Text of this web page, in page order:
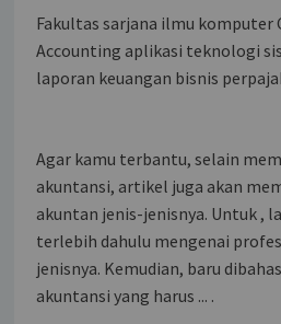
Fakultas sarjana ilmu komputer
Accounting aplikasi teknologi
laporan keuangan bisnis
Agar kamu terbantu, selain
akuntansi, artikel juga akan
akuntan jenis-jenisnya. Untuk ,
terlebih dahulu mengenai
jenisnya. Kemudian, baru
akuntansi yang harus ... .